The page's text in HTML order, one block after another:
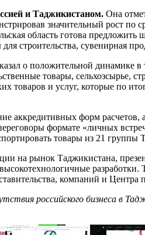
и Таджикистаном. Она
значительный рост по
область готова
строительства, сувенирная
о положительной динамике
товары, сельхозсырье,
товаров и услуг, которые по
аккредитивных форм расчетов,
формате «личных
товары из 21
на рынок Таджикистана,
компаний и Центра
российского бизнеса в